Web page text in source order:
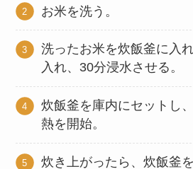
お米を洗う。
洗ったお米を炊飯釜に入
入れ、30分浸水させる。
炊飯釜を庫内にセットし
熱を開始。
炊き上がったら、炊飯釜